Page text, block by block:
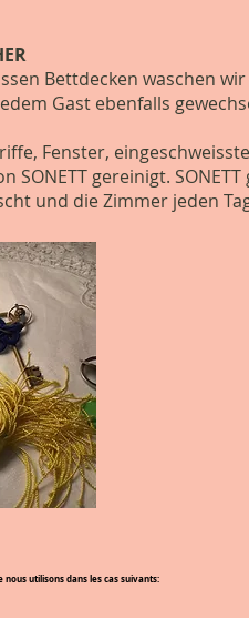
Bettdecken waschen
Gast ebenfalls
Fenster,
SONETT gereinigt.
und die Zimmer jeden
utilisons dans les cas suivants: